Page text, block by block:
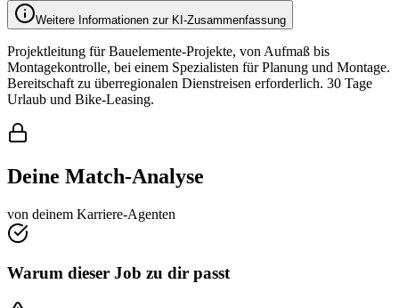
Weitere Informationen zur KI-Zusammenfassung
Projektleitung für Bauelemente-Projekte, von Aufmaß bis
Montagekontrolle, bei einem Spezialisten für Planung und Montage.
Bereitschaft zu überregionalen Dienstreisen erforderlich. 30 Tage
Urlaub und Bike-Leasing.
Deine Match-Analyse
von deinem Karriere-Agenten
Warum dieser Job zu dir passt